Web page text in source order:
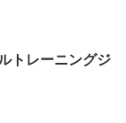
トレーニングジ